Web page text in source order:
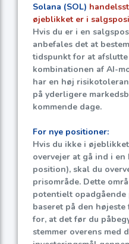
Solana (SOL)
øjeblikket er i
Hvis du er i en
anbefales det at
tidspunkt for at afslutte
kombinationen af AI-
har en høj
på yderligere
kommende dage.
For nye positioner:
Hvis du ikke i
overvejer at gå ind i
position), skal du
prisområde. Dette
potentielt opadgående
baseret på den
for, at det før du
stemmer overens med